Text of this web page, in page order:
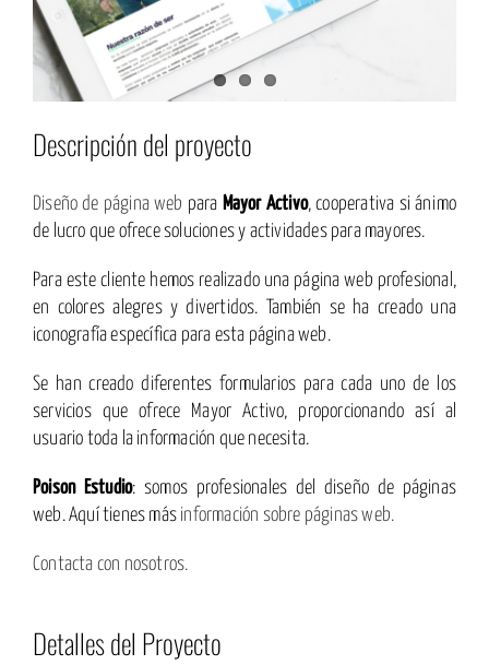
Descripción del proyecto
Diseño de página web para Mayor Activo, cooperativa si ánimo
de lucro que ofrece soluciones y actividades para mayores.
Para este cliente hemos realizado una página web profesional,
en colores alegres y divertidos. También se ha creado una
iconografía específica para esta página web.
Se han creado diferentes formularios para cada uno de los
servicios que ofrece Mayor Activo, proporcionando así al
usuario toda la información que necesita.
Poison Estudio: somos profesionales del diseño de páginas
web. Aquí tienes más información sobre páginas web.
Contacta con nosotros.
Detalles del Proyecto